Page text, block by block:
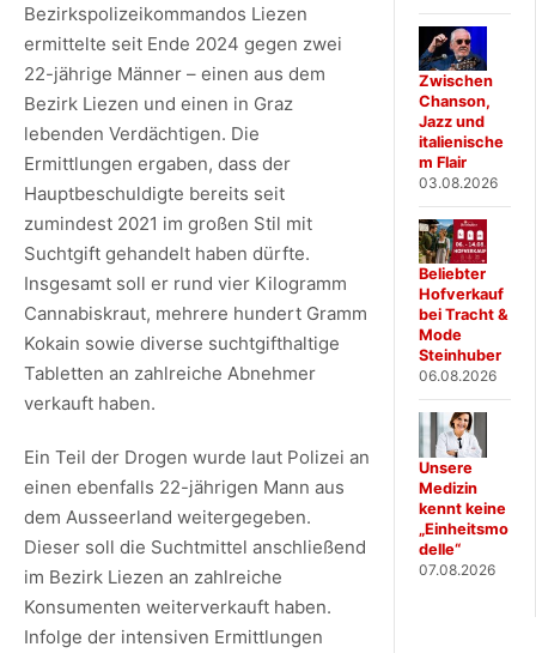
Bezirkspolizeikommandos Liezen
ermittelte seit Ende 2024 gegen zwei
22-jährige Männer – einen aus dem
Bezirk Liezen und einen in Graz
lebenden Verdächtigen. Die
Ermittlungen ergaben, dass der
Hauptbeschuldigte bereits seit
zumindest 2021 im großen Stil mit
Suchtgift gehandelt haben dürfte.
Insgesamt soll er rund vier Kilogramm
Cannabiskraut, mehrere hundert Gramm
Kokain sowie diverse suchtgifthaltige
Tabletten an zahlreiche Abnehmer
verkauft haben.
Ein Teil der Drogen wurde laut Polizei an
einen ebenfalls 22-jährigen Mann aus
dem Ausseerland weitergegeben.
Dieser soll die Suchtmittel anschließend
im Bezirk Liezen an zahlreiche
Konsumenten weiterverkauft haben.
Infolge der intensiven Ermittlungen
Zwischen
Chanson,
Jazz und
italienische
m Flair
03.08.2026
Beliebter
Hofverkauf
bei Tracht &
Mode
Steinhuber
06.08.2026
Unsere
Medizin
kennt keine
„Einheitsmo
delle“
07.08.2026